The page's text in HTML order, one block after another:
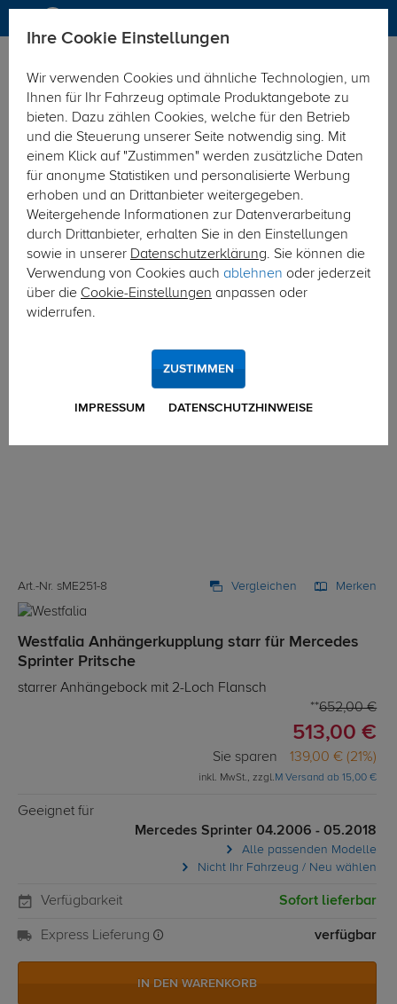
Hier geht's zur Fahrzeugübersicht: Mercedes Sprinter
Art.-Nr. sME251-8 Vergleichen Merken
Westfalia Anhängerkupplung starr für Mercedes
Sprinter Pritsche
starrer Anhängebock mit 2-Loch Flansch
652,00 €
513,00 €
Sie sparen 139,00 € (21%)
inkl. MwSt., zzgl.M Versand ab 15,00 €
Geeignet für
Mercedes Sprinter 04.2006 - 05.2018
Alle passenden Modelle
Nicht Ihr Fahrzeug / Neu wählen
Verfügbarkeit Sofort lieferbar
Express Lieferung verfügbar
IN DEN WARENKORB
Ihre Cookie Einstellungen
Wir verwenden Cookies und ähnliche Technologien, um
Ihnen für Ihr Fahrzeug optimale Produktangebote zu
bieten. Dazu zählen Cookies, welche für den Betrieb
und die Steuerung unserer Seite notwendig sing. Mit
einem Klick auf "Zustimmen" werden zusätzliche Daten
für anonyme Statistiken und personalisierte Werbung
erhoben und an Drittanbieter weitergegeben.
Weitergehende Informationen zur Datenverarbeitung
durch Drittanbieter, erhalten Sie in den Einstellungen
sowie in unserer Datenschutzerklärung. Sie können die
Verwendung von Cookies auch ablehnen oder jederzeit
über die Cookie-Einstellungen anpassen oder
widerrufen.
IMPRESSUM DATENSCHUTZHINWEISE
ZUSTIMMEN